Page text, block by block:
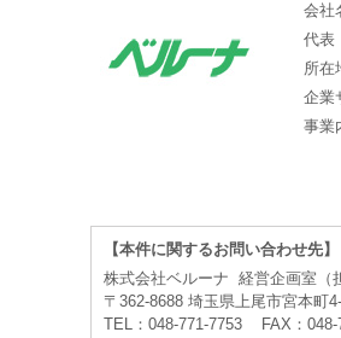
会社
代表
所在
企業
事業
【本件に関するお問い合わせ先】
株式会社ベルーナ 経営企画室（
〒362-8688 埼玉県上尾市宮本町
TEL：048-771-7753 FAX：